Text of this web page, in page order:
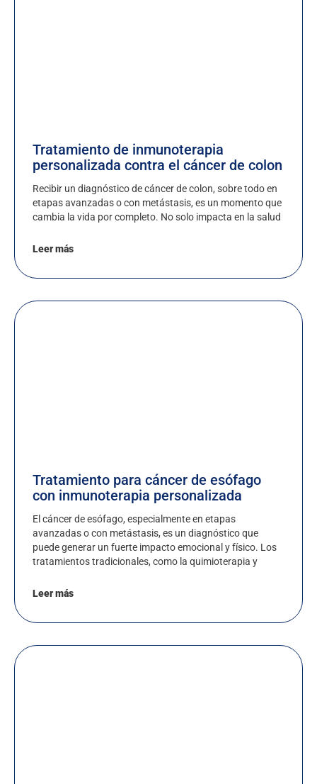
Tratamiento de inmunoterapia
personalizada contra el cáncer de colon
Recibir un diagnóstico de cáncer de colon, sobre todo en
etapas avanzadas o con metástasis, es un momento que
cambia la vida por completo. No solo impacta en la salud
Leer más
Tratamiento para cáncer de esófago
con inmunoterapia personalizada
El cáncer de esófago, especialmente en etapas
avanzadas o con metástasis, es un diagnóstico que
puede generar un fuerte impacto emocional y físico. Los
tratamientos tradicionales, como la quimioterapia y
Leer más